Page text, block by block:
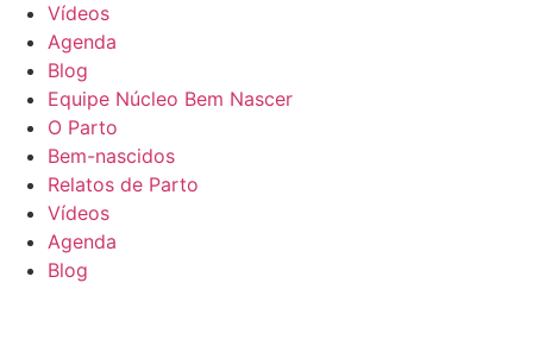
Vídeos
Agenda
Blog
Equipe Núcleo Bem Nascer
O Parto
Bem-nascidos
Relatos de Parto
Vídeos
Agenda
Blog